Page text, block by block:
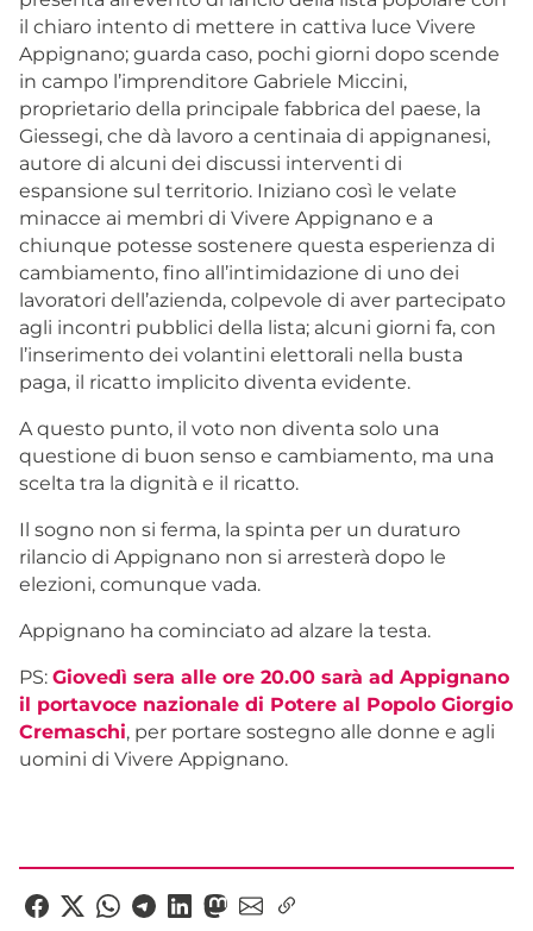
il chiaro intento di mettere in cattiva luce Vivere
Appignano; guarda caso, pochi giorni dopo scende
in campo l’imprenditore Gabriele Miccini,
proprietario della principale fabbrica del paese, la
Giessegi, che dà lavoro a centinaia di appignanesi,
autore di alcuni dei discussi interventi di
espansione sul territorio. Iniziano così le velate
minacce ai membri di Vivere Appignano e a
chiunque potesse sostenere questa esperienza di
cambiamento, fino all’intimidazione di uno dei
lavoratori dell’azienda, colpevole di aver partecipato
agli incontri pubblici della lista; alcuni giorni fa, con
l’inserimento dei volantini elettorali nella busta
paga, il ricatto implicito diventa evidente.
A questo punto, il voto non diventa solo una
questione di buon senso e cambiamento, ma una
scelta tra la dignità e il ricatto.
Il sogno non si ferma, la spinta per un duraturo
rilancio di Appignano non si arresterà dopo le
elezioni, comunque vada.
Appignano ha cominciato ad alzare la testa.
PS: Giovedì sera alle ore 20.00 sarà ad Appignano
il portavoce nazionale di Potere al Popolo Giorgio
Cremaschi, per portare sostegno alle donne e agli
uomini di Vivere Appignano.